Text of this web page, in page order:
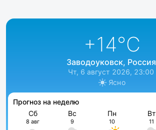
+14°C
Заводоуковск, Россия
Чт, 6 август 2026, 23:00
Ясно
Прогноз на неделю
Сб
8 авг
Вс
9
Пн
10
Вт
11